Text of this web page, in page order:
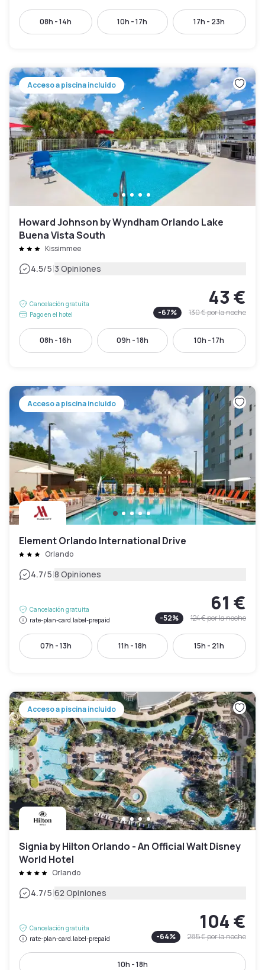
08h - 14h 10h - 17h 17h - 23h
Acceso a piscina incluido
Howard Johnson by Wyndham Orlando Lake
Buena Vista South
Kissimmee
4.5/5|3 Opiniones
Cancelación gratuita
Pago en el hotel
43 €
-67% 130 €por la noche
08h - 16h 09h - 18h 10h - 17h
Acceso a piscina incluido
Element Orlando International Drive
Orlando
4.7/5|8 Opiniones
Cancelación gratuita
rate-plan-card.label-prepaid
61 €
-52% 124 €por la noche
07h - 13h 11h - 18h 15h - 21h
Acceso a piscina incluido
Signia by Hilton Orlando - An Official Walt Disney
World Hotel
Orlando
4.7/5|62 Opiniones
Cancelación gratuita
rate-plan-card.label-prepaid
104 €
-64% 285 €por la noche
10h - 18h